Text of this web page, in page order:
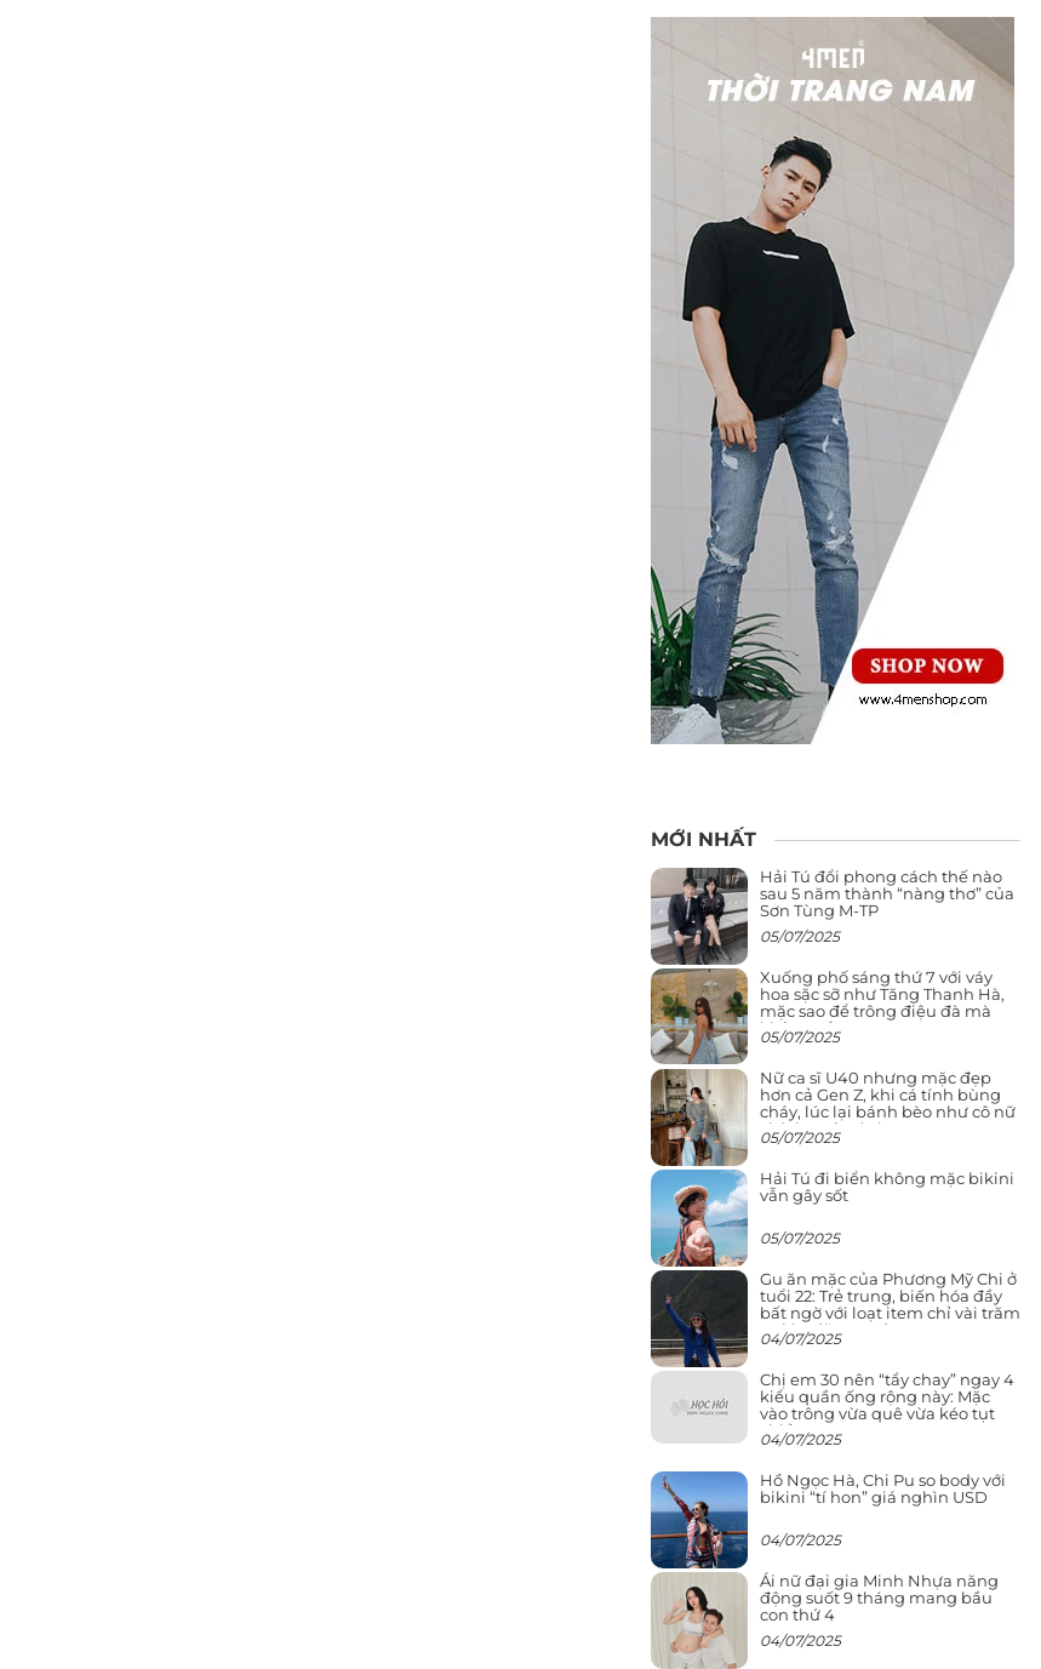
MỚI NHẤT
Hải Tú đổi phong cách thế nào
sau 5 năm thành “nàng thơ” của
Sơn Tùng M-TP
05/07/2025
Xuống phố sáng thứ 7 với váy
hoa sặc sỡ như Tăng Thanh Hà,
mặc sao để trông điệu đà mà
không sến
05/07/2025
Nữ ca sĩ U40 nhưng mặc đẹp
hơn cả Gen Z, khi cá tính bùng
cháy, lúc lại bánh bèo như cô nữ
chính ngôn tình
05/07/2025
Hải Tú đi biển không mặc bikini
vẫn gây sốt
05/07/2025
Gu ăn mặc của Phương Mỹ Chi ở
tuổi 22: Trẻ trung, biến hóa đầy
bất ngờ với loạt item chỉ vài trăm
nghìn đã mua được
04/07/2025
Chị em 30 nên “tẩy chay” ngay 4
kiểu quần ống rộng này: Mặc
vào trông vừa quê vừa kéo tụt
chiều cao
04/07/2025
Hồ Ngọc Hà, Chi Pu so body với
bikini “tí hon” giá nghìn USD
04/07/2025
Ái nữ đại gia Minh Nhựa năng
động suốt 9 tháng mang bầu
con thứ 4
04/07/2025